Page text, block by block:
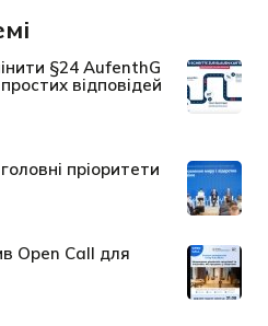
§24 AufenthG
відповідей
пріоритети
Open Call для